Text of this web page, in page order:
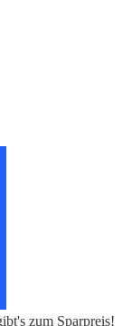
zum Sparpreis!